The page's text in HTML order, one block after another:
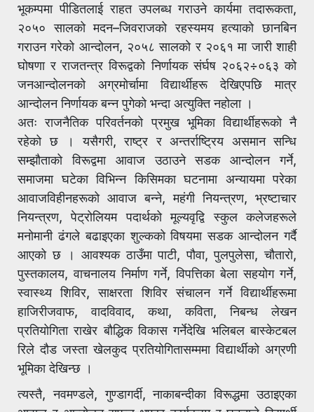
भूकम्पमा पीडितलाई राहत उपलब्ध गराउने कार्यमा तदारूकता,
२०५० सालको मदन–जिवराजको रहस्यमय हत्याको छानबिन
गराउन गरेको आन्दोलन, २०५८ सालको र २०६१ मा जारी शाही
घोषणा र राजतन्त्र विरूद्वको निर्णायक संर्घष २०६२÷०६३ को
जनआन्दोलनको अग्रमोर्चामा विद्यार्थीहरू देखिएपछि मात्र
आन्दोलन निर्णायक बन्न पुगेको भन्दा अत्युक्ति नहोला ।
अतः राजनैतिक परिवर्तनको प्रमुख भूमिका विद्यार्थीहरूको नै
रहेको छ । यसैगरी, राष्ट्र र अन्तर्राष्ट्रिय असमान सन्धि
सम्झौताको विरूद्वमा आवाज उठाउने सडक आन्दोलन गर्ने,
समाजमा घटेका विभिन्न किसिमका घटनामा अन्यायमा परेका
आवाजविहीनहरूको आवाज बन्ने, महंगी नियन्त्रण, भ्रष्टाचार
नियन्त्रण, पेट्रोलियम पदार्थको मूल्यवृद्वि स्कुल कलेजहरूले
मनोमानी ढंगले बढाइएका शुल्कको विषयमा सडक आन्दोलन गर्दै
आएको छ । आवश्यक ठाउँमा पाटी, पौवा, पुलपुलेसा, चौतारो,
पुस्तकालय, वाचनालय निर्माण गर्ने, विपत्तिका बेला सहयोग गर्ने,
स्वास्थ्य शिविर, साक्षरता शिविर संचालन गर्ने विद्यार्थीहरूमा
हाजिरीजवाफ, वादविवाद, कथा, कविता, निबन्ध लेखन
प्रतियोगिता राखेर बौद्धिक विकास गर्नेदेखि भलिबल बास्केटबल
रिले दौड जस्ता खेलकुद प्रतियोगितासम्ममा विद्यार्थीको अग्रणी
भूमिका देखिन्छ ।
त्यस्तै, नवमण्डले, गुण्डागर्दी, नाकाबन्दीका विरूद्धमा उठाइएका